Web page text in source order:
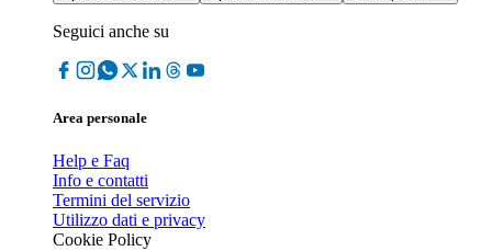
Seguici anche su
Area personale
Help e Faq
Info e contatti
Termini del servizio
Utilizzo dati e privacy
Cookie Policy